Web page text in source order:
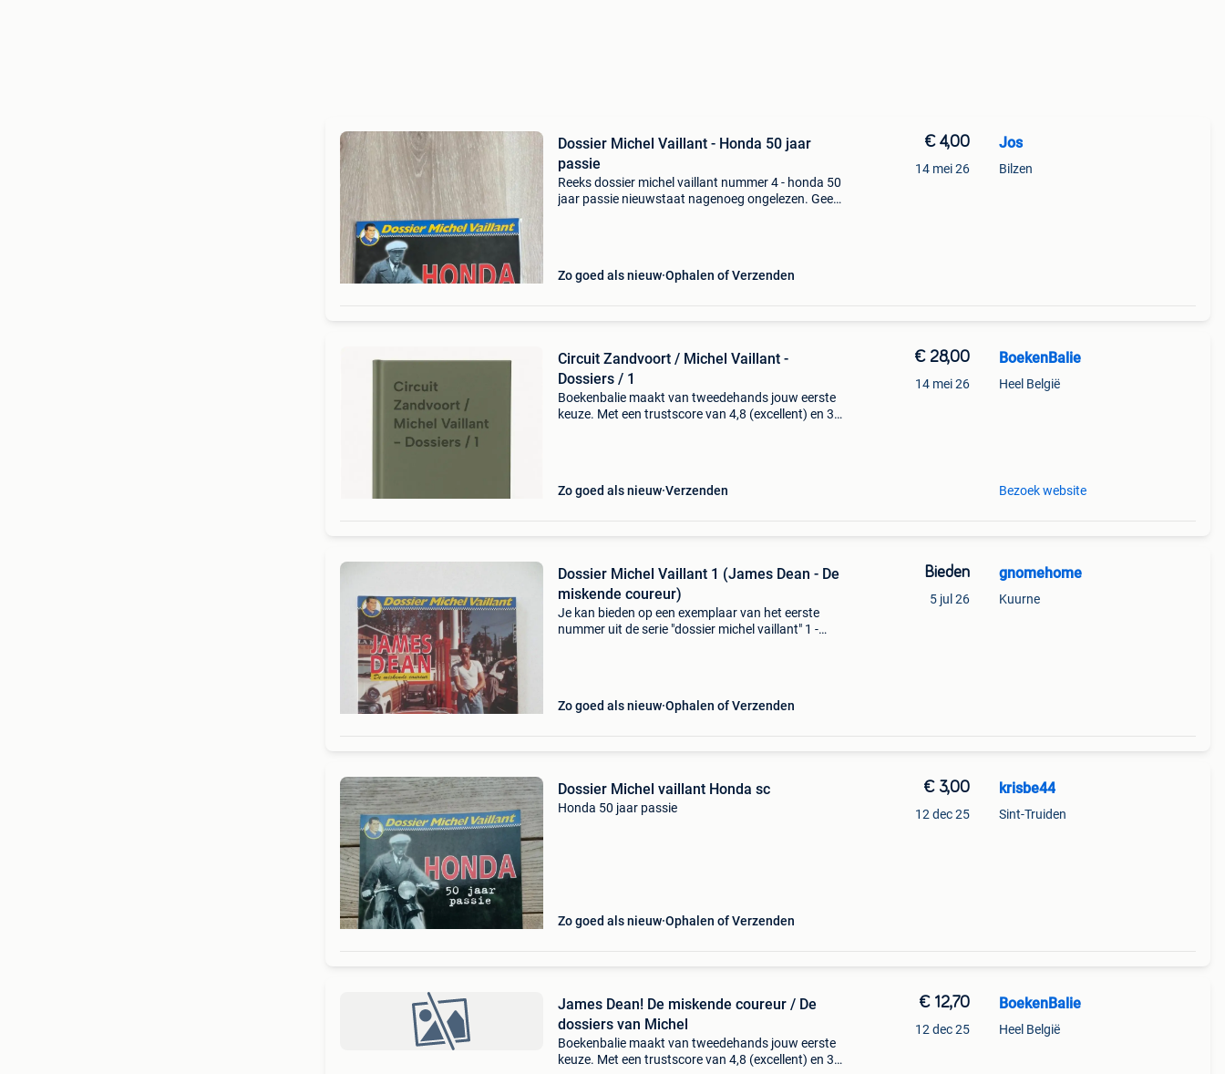
Dossier Michel Vaillant - Honda 50 jaar
passie
Reeks dossier michel vaillant nummer 4 - honda 50
jaar passie nieuwstaat nagenoeg ongelezen. Geen
Zo goed als nieuw Ophalen of Verzenden
€ 4,00
14 mei 26
Jos
Bilzen
Circuit Zandvoort / Michel Vaillant -
Dossiers / 1
Boekenbalie maakt van tweedehands jouw eerste
keuze. Met een trustscore van 4,8 (excellent) en 30
Zo goed als nieuw Verzenden
€ 28,00
14 mei 26
BoekenBalie
Heel België
Bezoek website
Dossier Michel Vaillant 1 (James Dean - De
miskende coureur)
Je kan bieden op een exemplaar van het eerste
nummer uit de serie "dossier michel vaillant" 1 -
Zo goed als nieuw Ophalen of Verzenden
Bieden
5 jul 26
gnomehome
Kuurne
Dossier Michel vaillant Honda sc
Honda 50 jaar passie
Zo goed als nieuw Ophalen of Verzenden
€ 3,00
12 dec 25
krisbe44
Sint-Truiden
James Dean! De miskende coureur / De
dossiers van Michel
Boekenbalie maakt van tweedehands jouw eerste
keuze. Met een trustscore van 4,8 (excellent) en 30
€ 12,70
12 dec 25
BoekenBalie
Heel België